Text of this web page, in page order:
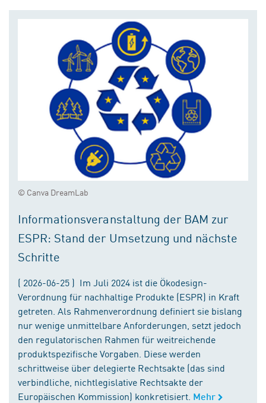
© Canva DreamLab
Informationsveranstaltung der BAM zur
ESPR: Stand der Umsetzung und nächste
Schritte
( 2026-06-25 ) Im Juli 2024 ist die Ökodesign-
Verordnung für nachhaltige Produkte (ESPR) in Kraft
getreten. Als Rahmenverordnung definiert sie bislang
nur wenige unmittelbare Anforderungen, setzt jedoch
den regulatorischen Rahmen für weitreichende
produktspezifische Vorgaben. Diese werden
schrittweise über delegierte Rechtsakte (das sind
verbindliche, nichtlegislative Rechtsakte der
Europäischen Kommission) konkretisiert. Mehr